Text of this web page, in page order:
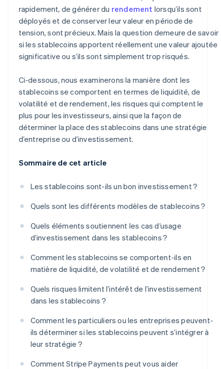
rapidement, de générer du rendement lorsqu’ils sont
déployés et de conserver leur valeur en période de
tension, sont précieux. Mais la question demeure de savoir
si les stablecoins apportent réellement une valeur ajoutée
significative ou s’ils sont simplement trop risqués.
Ci-dessous, nous examinerons la manière dont les
stablecoins se comportent en termes de liquidité, de
volatilité et de rendement, les risques qui comptent le
plus pour les investisseurs, ainsi que la façon de
déterminer la place des stablecoins dans une stratégie
d’entreprise ou d’investissement.
Sommaire de cet article
Les stablecoins sont-ils un bon investissement ?
Quels sont les différents modèles de stablecoins ?
Quels éléments soutiennent les cas d’usage
d’investissement dans les stablecoins ?
Comment les stablecoins se comportent-ils en
matière de liquidité, de volatilité et de rendement ?
Quels risques limitent l’intérêt de l’investissement
dans les stablecoins ?
Comment les particuliers ou les entreprises peuvent-
ils déterminer si les stablecoins peuvent s’intégrer à
leur stratégie ?
Comment Stripe Payments peut vous aider